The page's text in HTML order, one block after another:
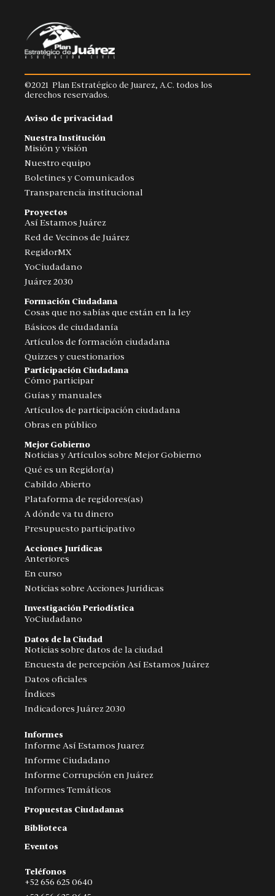
©2021 Plan Estratégico de Juarez, A.C. todos los
derechos reservados.
Aviso de privacidad
Nuestra Institución
Misión y visión
Nuestro equipo
Boletines y Comunicados
Transparencia institucional
Proyectos
Así Estamos Juárez
Red de Vecinos de Juárez
RegidorMX
YoCiudadano
Juárez 2030
Formación Ciudadana
Cosas que no sabías que están en la ley
Básicos de ciudadanía
Artículos de formación ciudadana
Quizzes y cuestionarios
Participación Ciudadana
Cómo participar
Guías y manuales
Artículos de participación ciudadana
Obras en público
Mejor Gobierno
Noticias y Artículos sobre Mejor Gobierno
Qué es un Regidor(a)
Cabildo Abierto
Plataforma de regidores(as)
A dónde va tu dinero
Presupuesto participativo
Acciones Jurídicas
Anteriores
En curso
Noticias sobre Acciones Jurídicas
Investigación Periodística
YoCiudadano
Datos de la Ciudad
Noticias sobre datos de la ciudad
Encuesta de percepción Así Estamos Juárez
Datos oficiales
Índices
Indicadores Juárez 2030
Informes
Informe Así Estamos Juarez
Informe Ciudadano
Informe Corrupción en Juárez
Informes Temáticos
Propuestas Ciudadanas
Biblioteca
Eventos
Teléfonos
+52 656 625 0640